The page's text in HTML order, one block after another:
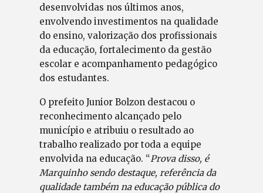
desenvolvidas nos últimos anos,
envolvendo investimentos na qualidade
do ensino, valorização dos profissionais
da educação, fortalecimento da gestão
escolar e acompanhamento pedagógico
dos estudantes.
O prefeito Junior Bolzon destacou o
reconhecimento alcançado pelo
município e atribuiu o resultado ao
trabalho realizado por toda a equipe
envolvida na educação. “Prova disso, é
Marquinho sendo destaque, referência da
qualidade também na educação pública do